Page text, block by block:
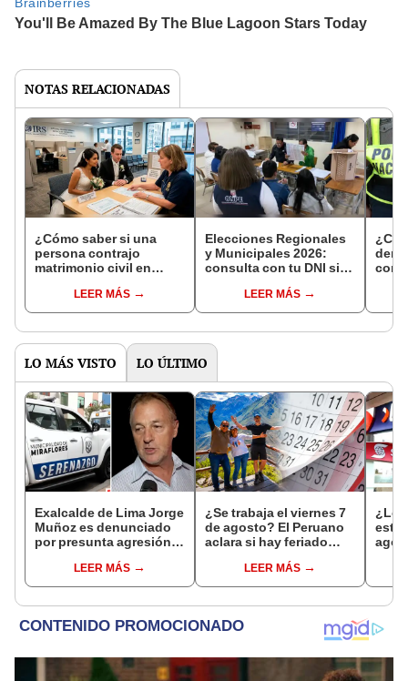
NOTAS RELACIONADAS
¿Cómo saber si una
persona contrajo
matrimonio civil en
LEER MÁS
Elecciones Regionales
y Municipales 2026:
consulta con tu DNI si
de mesa para este 4 de
octubre en el link oficial
LEER MÁS
con
LO MÁS VISTO LO ÚLTIMO
Exalcalde de Lima Jorge
Muñoz es denunciado
por presunta agresión
de Miraflores
LEER MÁS
¿Se trabaja el viernes 7
de agosto? El Peruano
aclara si hay feriado
del 6 de agosto
LEER MÁS
este